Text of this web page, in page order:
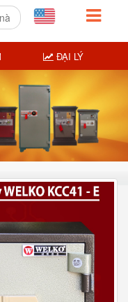
ĐẠI LÝ